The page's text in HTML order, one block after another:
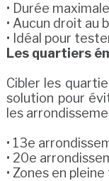
• Durée
• Aucun droit au
• Idéal pour
Les quartiers
Cibler les
solution pour
les
• 13e
• 20e
• Zones en